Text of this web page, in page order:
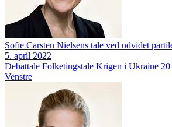
Sofie Carsten Nielsens tale ved udvidet
5. april 2022
Debattale Folketingstale Krigen i Ukraine
Venstre